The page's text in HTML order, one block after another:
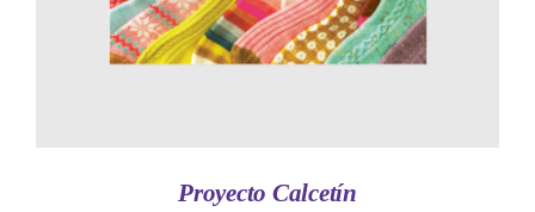
Proyecto Calcetín